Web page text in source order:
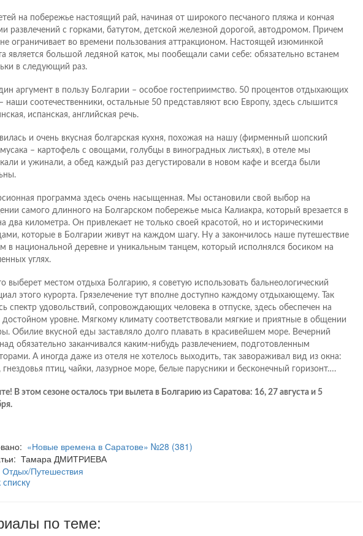
на побережье настоящий рай, начиная от широкого песчаного пляжа и кончая
развлечений с горками, батутом, детской железной дорогой, автодромом. Причем
ограничивает во времени пользования аттракционом. Настоящей изюминкой
является большой ледяной каток, мы пообещали сами себе: обязательно встанем
в следующий раз.
аргумент в пользу Болгарии – особое гостеприимство. 50 процентов отдыхающих
наши соотечественники, остальные 50 представляют всю Европу, здесь слышится
испанская, английская речь.
и очень вкусная болгарская кухня, похожая на нашу (фирменный шопский
мусака – картофель с овощами, голубцы в виноградных листьях), в отеле мы
и ужинали, а обед каждый раз дегустировали в новом кафе и всегда были
программа здесь очень насыщенная. Мы остановили свой выбор на
самого длинного на Болгарском побережье мыса Калиакра, который врезается в
два километра. Он привлекает не только своей красотой, но и историческими
которые в Болгарии живут на каждом шагу. Ну а закончилось наше путешествие
в национальной деревне и уникальным танцем, который исполнялся босиком на
углях.
выберет местом отдыха Болгарию, я советую использовать бальнеологический
этого курорта. Грязелечение тут вполне доступно каждому отдыхающему. Так
спектр удовольствий, сопровождающих человека в отпуске, здесь обеспечен на
уровне. Мягкому климату соответствовали мягкие и приятные в общении
Обилие вкусной еды заставляло долго плавать в красивейшем море. Вечерний
обязательно заканчивался каким-нибудь развлечением, подготовленным
А иногда даже из отеля не хотелось выходить, так завораживал вид из окна:
гнездовья птиц, чайки, лазурное море, белые парусники и бесконечный горизонт….
В этом сезоне осталось три вылета в Болгарию из Саратова: 16, 27 августа и 5
«Новые времена в Саратове» №28 (381)
Тамара ДМИТРИЕВА
Отдых/Путешествия
списку
по теме: